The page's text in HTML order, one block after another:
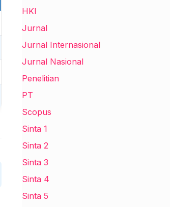
HKI
Jurnal
Jurnal Internasional
Jurnal Nasional
Penelitian
PT
Scopus
Sinta 1
Sinta 2
Sinta 3
Sinta 4
Sinta 5